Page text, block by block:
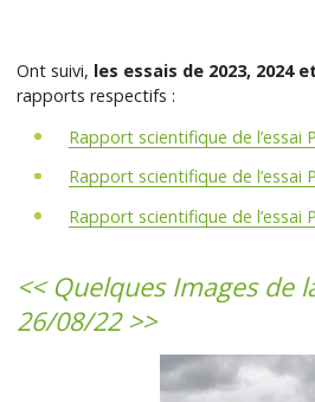
Ont suivi, les essais de 2023, 2024
rapports respectifs :
Rapport scientifique de l’essai
Rapport scientifique de l’essai
Rapport scientifique de l’essai
<< Quelques Images de
26/08/22 >>